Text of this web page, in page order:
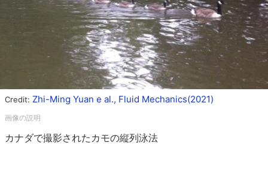
Credit: Zhi-Ming Yuan e al., Fluid Mechanics(2021)
カナダで撮影されたカモの縦列泳法